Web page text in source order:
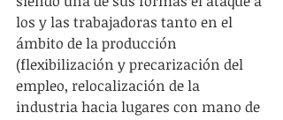
los y las trabajadoras tanto en el
ámbito de la producción
(flexibilización y precarización del
empleo, relocalización de la
industria hacia lugares con mano de